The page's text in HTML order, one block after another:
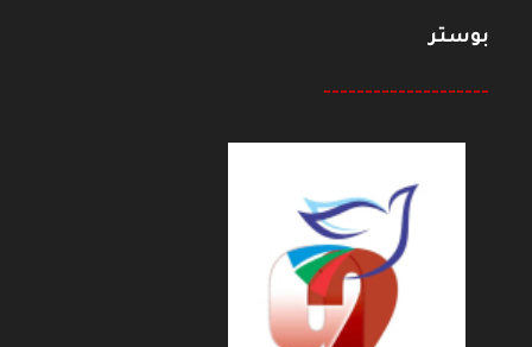
بوستر
--------------------